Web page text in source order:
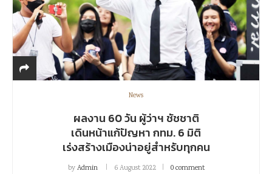
News
ผลงาน 60 วัน ผู้ว่าฯ ชัชชาติ
เดินหน้าแก้ปัญหา กทม. 6 มิติ
เร่งสร้างเมืองน่าอยู่สำหรับทุกคน
byAdmin 6 August 2022 0 comment